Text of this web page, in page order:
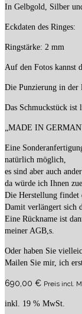
In Gelbgold, Silber
Eckdaten des Ringes:
Ringstärke: 2 mm
Auf den Fotos kannst
Die Punzierung in der
Das Schmuckstück
„MADE IN
Eine
natürlich möglich,
es sind aber auch
da würde ich Ihnen
Die Herstellung findet
Damit verlängert sich
Eine Rückname ist
meiner AGB,s.
Oder haben Sie
Mailen Sie mir, ich
690,00 € Preis incl.
inkl. 19 % MwSt.